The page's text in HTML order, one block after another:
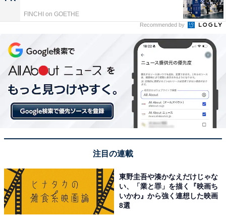
FINCHI on GOETHE
Recommended by
注目の連載
東野圭吾や湊かなえだけじゃな
い、「業と罪」を描く『映画ち
いかわ』から強く連想した映画
8選